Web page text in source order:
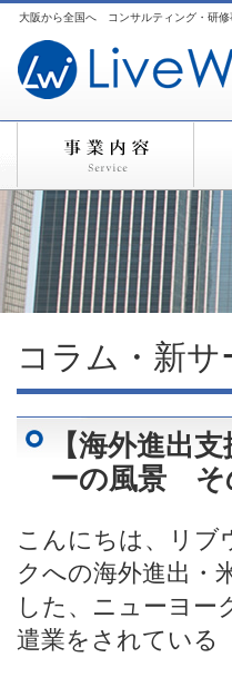
大阪から全国へ コンサルティング・研
コラム・新サ
【海外進出
ーの風景 そ
こんにちは、リ
クへの海外進出・
した、ニューヨー
遣業をされてい